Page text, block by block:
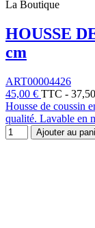
La Boutique
HOUSSE
cm
ART00004426
45,00 € TTC -
Housse de coussin
qualité. Lavable en
Ajouter au